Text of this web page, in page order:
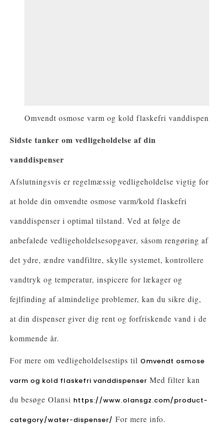
Omvendt osmose varm og kold flaskefri vanddispenser
Sidste tanker om vedligeholdelse af din
vanddispenser
Afslutningsvis er regelmæssig vedligeholdelse vigtig for
at holde din omvendte osmose varm/kold flaskefri
vanddispenser i optimal tilstand. Ved at følge de
anbefalede vedligeholdelsesopgaver, såsom rengøring af
det ydre, ændre vandfiltre, skylle systemet, kontrollere
vandtryk og temperatur, inspicere for lækager og
fejlfinding af almindelige problemer, kan du sikre dig,
at din dispenser giver dig rent og forfriskende vand i de
kommende år.
For mere om vedligeholdelsestips til Omvendt osmose
varm og kold flaskefri vanddispenser Med filter kan
du besøge Olansi https://www.olansgz.com/product-
category/water-dispenser/ For mere info.